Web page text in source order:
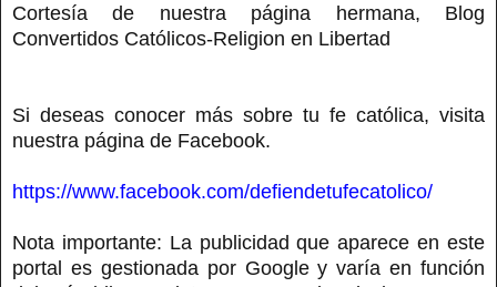
Cortesía de nuestra página hermana, Blog
Convertidos Católicos-Religion en Libertad
Si deseas conocer más sobre tu fe católica, visita
nuestra página de Facebook.
https://www.facebook.com/defiendetufecatolico/
Nota importante: La publicidad que aparece en este
portal es gestionada por Google y varía en función